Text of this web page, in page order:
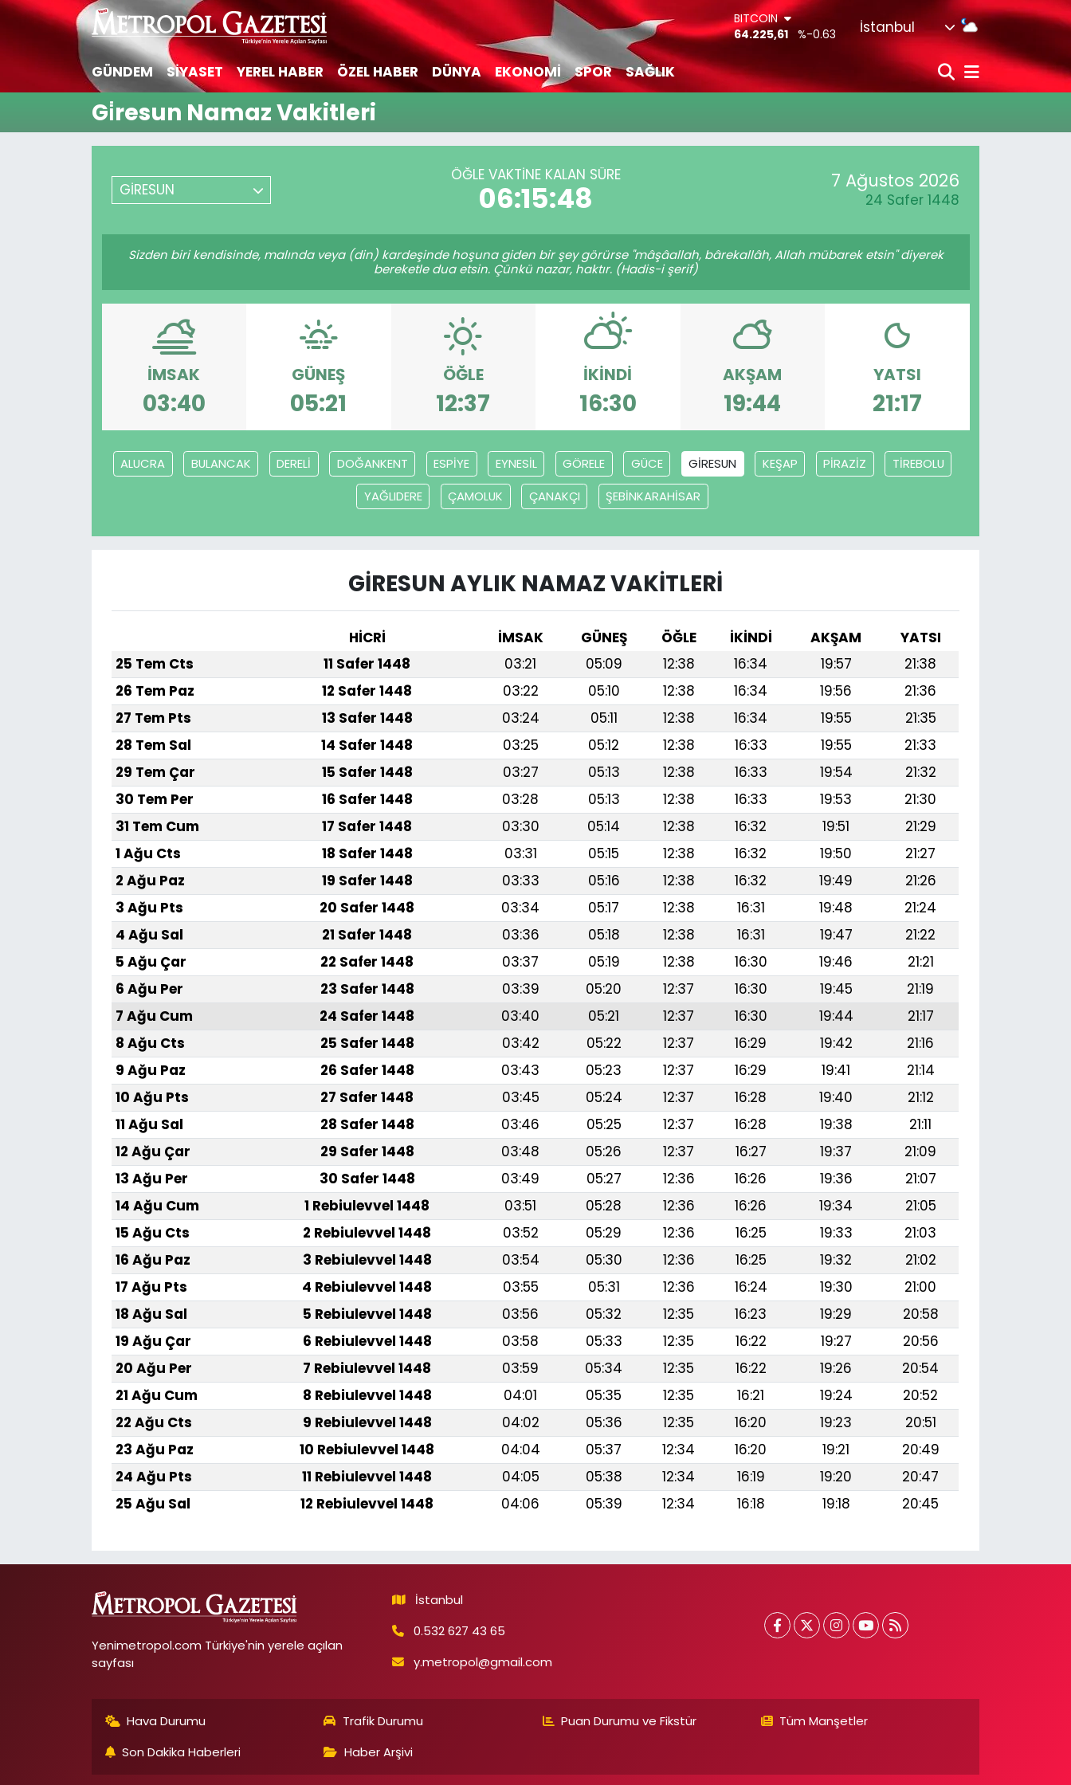
BITCOIN
64.225,61
%-0.63
47,7143
EURO
55,0317
%-0.02
64,2463
%0.07
G.ALTIN
İstanbul
GÜNDEM SİYASET YEREL HABER ÖZEL HABER DÜNYA EKONOMİ SPOR SAĞLIK
Gi̇resun Namaz Vakitleri
GİRESUN
ÖĞLE VAKTİNE KALAN SÜRE
06:15:48 7 Ağustos 2026
24 Safer 1448
Sizden biri kendisinde, malında veya (din) kardeşinde hoşuna giden bir şey görürse "mâşâallah, bârekallâh, Allah mübarek etsin" diyerek
bereketle dua etsin. Çünkü nazar, haktır. (Hadis-i şerif)
İMSAK
03:40
GÜNEŞ
05:21
ÖĞLE
12:37
İKINDI
16:30
AKŞAM
19:44
YATSI
21:17
ALUCRA BULANCAK DERELİ DOĞANKENT ESPİYE EYNESİL GÖRELE GÜCE GİRESUN KEŞAP PİRAZİZ
TİREBOLU
YAĞLIDERE
ÇAMOLUK ÇANAKÇI ŞEBİNKARAHİSAR
GİRESUN AYLIK NAMAZ VAKITLERI
HİCRİ İMSAK GÜNEŞ ÖĞLE İKINDI AKŞAM
YATSI
25 Tem Cts
11 Safer 1448 03:21 05:09 12:38 16:34 19:57
21:38
26 Tem Paz
12 Safer 1448 03:22 05:10 12:38 16:34 19:56
21:36
27 Tem Pts
13 Safer 1448 03:24 05:11 12:38 16:34 19:55
21:35
28 Tem Sal
14 Safer 1448 03:25 05:12 12:38 16:33 19:55
21:33
29 Tem Çar
15 Safer 1448 03:27 05:13 12:38 16:33 19:54
21:32
30 Tem Per
16 Safer 1448 03:28 05:13 12:38 16:33 19:53
21:30
31 Tem Cum
17 Safer 1448 03:30 05:14 12:38 16:32 19:51
21:29
1 Ağu Cts
18 Safer 1448 03:31 05:15 12:38 16:32 19:50
21:27
2 Ağu Paz
19 Safer 1448 03:33 05:16 12:38 16:32 19:49
21:26
3 Ağu Pts
20 Safer 1448 03:34 05:17 12:38 16:31 19:48
21:24
4 Ağu Sal
21 Safer 1448 03:36 05:18 12:38 16:31 19:47
21:22
5 Ağu Çar
22 Safer 1448 03:37 05:19 12:38 16:30 19:46
21:21
6 Ağu Per
23 Safer 1448 03:39 05:20 12:37 16:30 19:45
21:19
7 Ağu Cum
24 Safer 1448 03:40 05:21 12:37 16:30 19:44
21:17
8 Ağu Cts
25 Safer 1448 03:42 05:22 12:37 16:29 19:42
21:16
9 Ağu Paz
26 Safer 1448 03:43 05:23 12:37 16:29 19:41
21:14
10 Ağu Pts
27 Safer 1448 03:45 05:24 12:37 16:28 19:40
21:12
11 Ağu Sal
28 Safer 1448 03:46 05:25 12:37 16:28 19:38
21:11
12 Ağu Çar
29 Safer 1448 03:48 05:26 12:37 16:27 19:37
21:09
13 Ağu Per
30 Safer 1448 03:49 05:27 12:36 16:26 19:36
21:07
14 Ağu Cum
1 Rebiulevvel 1448 03:51 05:28 12:36 16:26 19:34
21:05
15 Ağu Cts
2 Rebiulevvel 1448 03:52 05:29 12:36 16:25 19:33
21:03
16 Ağu Paz
3 Rebiulevvel 1448 03:54 05:30 12:36 16:25 19:32
21:02
17 Ağu Pts
4 Rebiulevvel 1448 03:55 05:31 12:36 16:24 19:30
21:00
18 Ağu Sal
5 Rebiulevvel 1448 03:56 05:32 12:35 16:23 19:29
20:58
19 Ağu Çar
6 Rebiulevvel 1448 03:58 05:33 12:35 16:22 19:27
20:56
20 Ağu Per
7 Rebiulevvel 1448 03:59 05:34 12:35 16:22 19:26
20:54
21 Ağu Cum
8 Rebiulevvel 1448 04:01 05:35 12:35 16:21 19:24
20:52
22 Ağu Cts
9 Rebiulevvel 1448 04:02 05:36 12:35 16:20 19:23
20:51
23 Ağu Paz
10 Rebiulevvel 1448 04:04 05:37 12:34 16:20 19:21
20:49
24 Ağu Pts
11 Rebiulevvel 1448 04:05 05:38 12:34 16:19 19:20
20:47
25 Ağu Sal
12 Rebiulevvel 1448 04:06 05:39 12:34 16:18 19:18 20:45
Yenimetropol.com Türkiye'nin yerele açılan
sayfası
İstanbul
0.532 627 43 65
y.metropol@gmail.com
Hava Durumu Trafik Durumu Puan Durumu ve Fikstür
Tüm Manşetler
Son Dakika Haberleri
Haber Arşivi
Hava Durumu
Trafik Durumu
Süper Lig Puan Durumu ve Fikstür
Tüm Manşetler
Haber Arşivi